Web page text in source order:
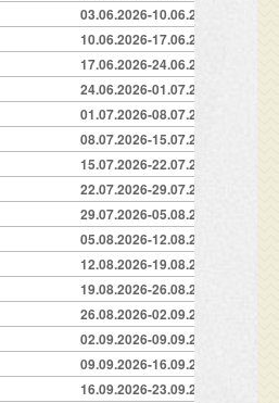
03.06.2026-10.06.2026
10.06.2026-17.06.2026
17.06.2026-24.06.2026
24.06.2026-01.07.2026
01.07.2026-08.07.2026
08.07.2026-15.07.2026
15.07.2026-22.07.2026
22.07.2026-29.07.2026
29.07.2026-05.08.2026
05.08.2026-12.08.2026
12.08.2026-19.08.2026
19.08.2026-26.08.2026
26.08.2026-02.09.2026
02.09.2026-09.09.2026
09.09.2026-16.09.2026
16.09.2026-23.09.2026